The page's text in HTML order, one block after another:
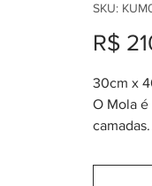
SKU:
R$
30cm x
O Mola
também